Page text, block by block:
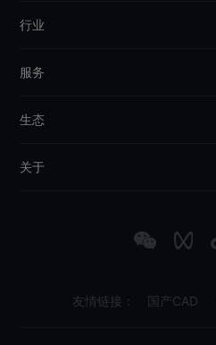
行业
服务
生态
关于
友情链接： 国产CAD